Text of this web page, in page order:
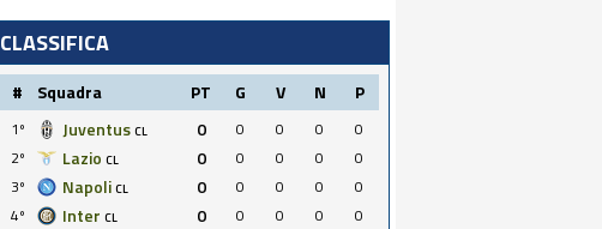
CLASSIFICA
# Squadra PT G V N P
1º Juventus CL 0 0 0 0
0
2º
Lazio CL 0 0 0 0
0
3º
Napoli CL 0 0 0 0
0
4º
Inter CL 0 0 0 0
0